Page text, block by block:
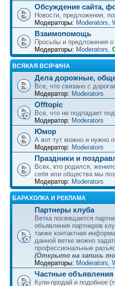
Обсуждение сайта,
Новости, предложения,
Модераторы: Moderators
Взаимопомощь
Просьбы и предложения
Модераторы: Moderators
ВСЯКАЯ ВСЯЧИНА
Дела дорожные,
Все, что связано с
Модератор: Moderators
Offtopic
Все, что не подпадает
Модератор: Moderators
Юмор
А вот тут можно и нужно
Модератор: Moderators
Праздники и
Всех, кто родился,
себя или общества мы
Модератор: Moderators
БАРАХОЛКА И РЕКЛАМА
Партнеры клуба
Ветка посвящается
объявления партнеров
также контактная
данной ветке можно
профессиональные
(Открыто на запись
Модераторы: Moderators
Частные объявления
Купи-продай и подобное